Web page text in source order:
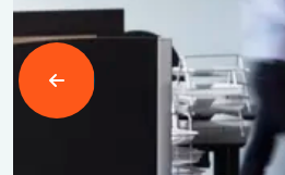
Læs mere